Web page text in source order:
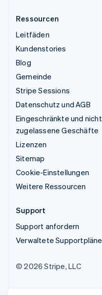
Ressourcen
Leitfäden
Kundenstories
Blog
Gemeinde
Stripe Sessions
Datenschutz und AGB
Eingeschränkte und nicht
zugelassene Geschäfte
Lizenzen
Sitemap
Cookie-Einstellungen
Weitere Ressourcen
Support
Support anfordern
Verwaltete Supportpläne
© 2026 Stripe, LLC